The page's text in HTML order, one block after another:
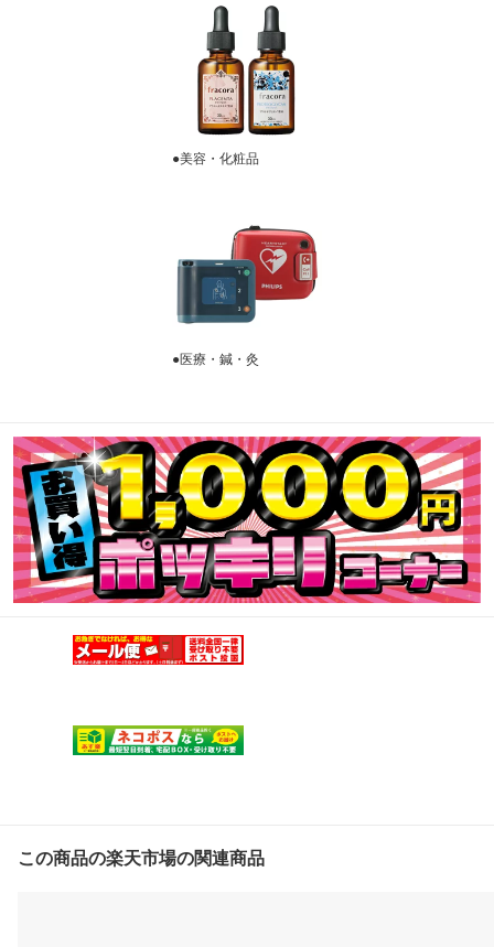
●美容・化粧品
●医療・鍼・灸
この商品の楽天市場の関連商品